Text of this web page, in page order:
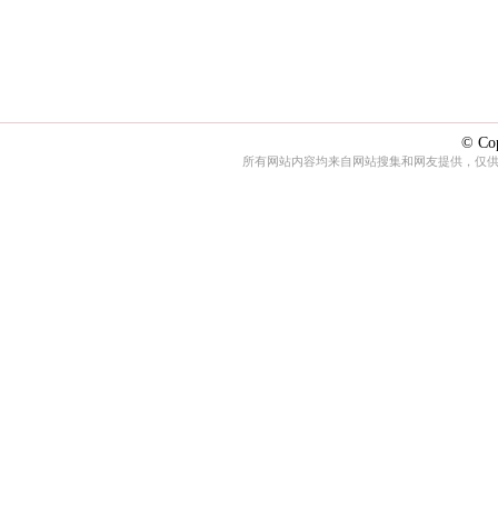
©
所有网站内容均来自网站搜集和网友提供，仅